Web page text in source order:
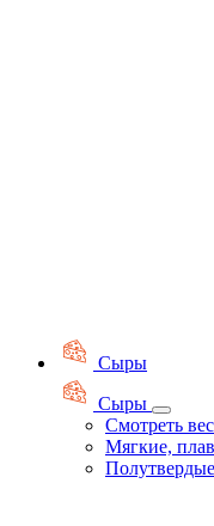
Сыры
Сыры
Смотреть
Мягкие,